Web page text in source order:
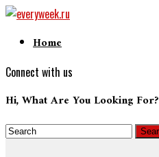
Home
Connect with us
Hi, What Are You Looking For?